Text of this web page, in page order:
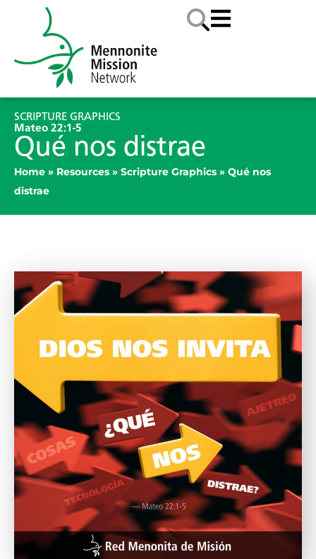
SCRIPTURE GRAPHICS
Mateo 22:1-5
Qué nos distrae
Home » Resources » Scripture Graphics » Qué nos
distrae